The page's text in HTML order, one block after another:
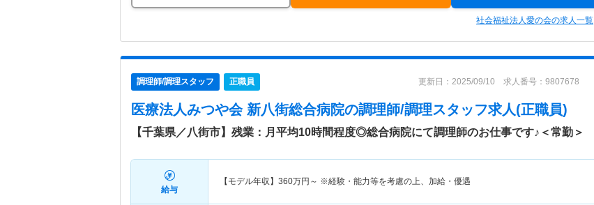
社会福祉法人愛の会の求人一覧
調理師/調理スタッフ 正職員 更新日：2025/09/10 求人番号：9807678
医療法人みつや会 新八街総合病院の調理師/調理スタッフ求人(正職員)
【千葉県／八街市】残業：月平均10時間程度◎総合病院にて調理師のお仕事です♪＜常勤＞
給与
【モデル年収】 360万円～ ※経験・能力等を考慮の上、加給・優遇